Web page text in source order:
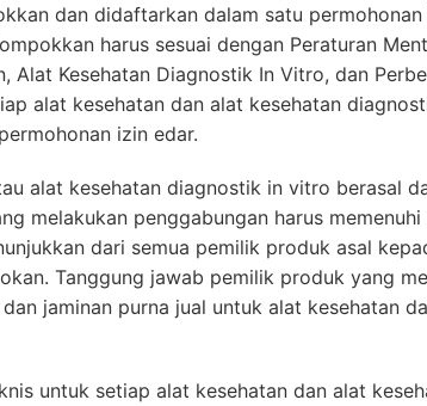
dan didaftarkan dalam satu
harus sesuai dengan Peraturan
Alat Kesehatan Diagnostik In Vitro, dan
alat kesehatan dan alat kesehatan
izin edar.
alat kesehatan diagnostik in vitro berasal
melakukan penggabungan harus
dari semua pemilik produk asal
Tanggung jawab pemilik produk yang
jaminan purna jual untuk alat kesehatan
untuk setiap alat kesehatan dan alat